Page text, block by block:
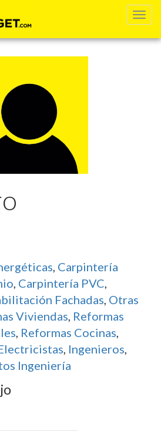
, Carpintería
, Carpintería PVC,
Fachadas, Otras
Viviendas, Reformas
, Reformas Cocinas,
, Ingenieros,
Ingeniería